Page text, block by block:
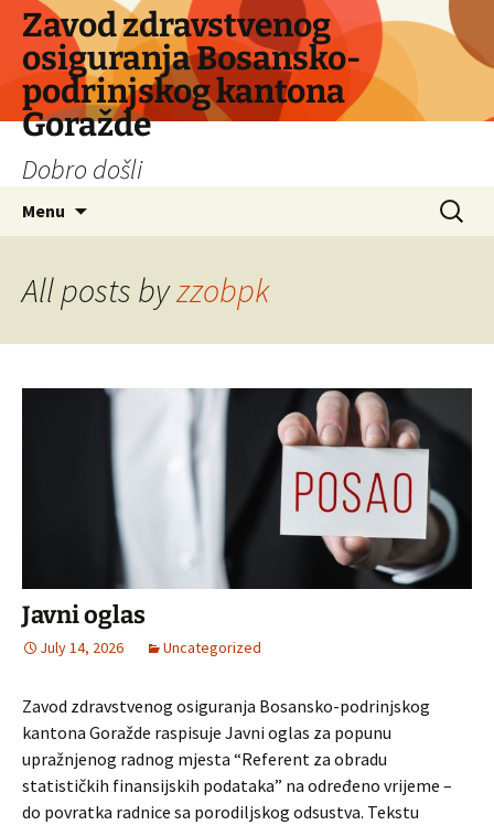
Skip
content
Zavod zdravstvenog
osiguranja Bosansko-
podrinjskog kantona
Goražde
Dobro došli
Menu
Search
for:
All posts byzzobpk
Javni oglas
July 14, 2026 Uncategorized
Zavod zdravstvenog osiguranja Bosansko-podrinjskog
kantona Goražde raspisuje Javni oglas za popunu
upražnjenog radnog mjesta “Referent za obradu
statističkih finansijskih podataka” na određeno vrijeme –
do povratka radnice sa porodiljskog odsustva. Tekstu